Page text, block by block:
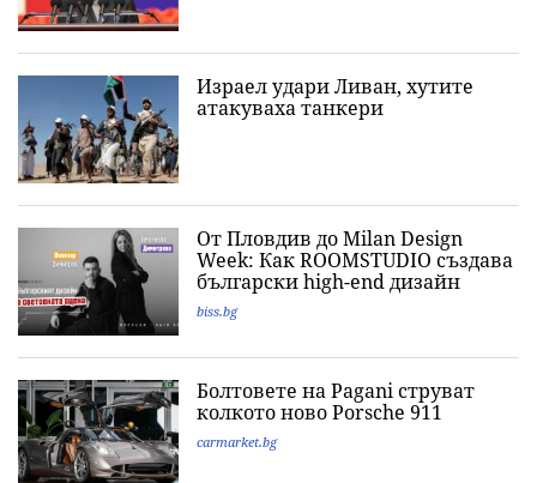
Израел удари Ливан, хутите
атакуваха танкери
От Пловдив до Milan Design
Week: Как ROOMSTUDIO създава
български high-end дизайн
biss.bg
Болтовете на Pagani струват
колкото ново Porsche 911
carmarket.bg